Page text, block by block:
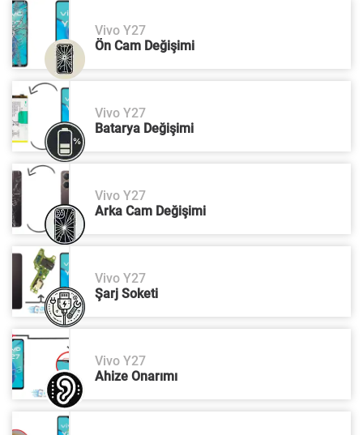
Vivo Y27
Ön Cam Değişimi
Vivo Y27
Batarya Değişimi
Vivo Y27
Arka Cam Değişimi
Vivo Y27
Şarj Soketi
Vivo Y27
Ahize Onarımı